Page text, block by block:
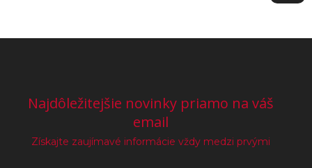
Najdôležitejšie novinky priamo na váš
email
Získajte zaujímavé informácie vždy medzi prvými